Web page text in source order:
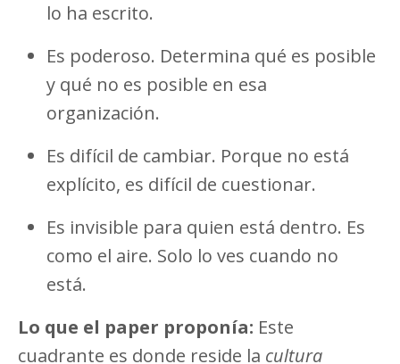
lo ha escrito.
Es poderoso. Determina qué es posible
y qué no es posible en esa
organización.
Es difícil de cambiar. Porque no está
explícito, es difícil de cuestionar.
Es invisible para quien está dentro. Es
como el aire. Solo lo ves cuando no
está.
Lo que el paper proponía: Este
cuadrante es donde reside la cultura